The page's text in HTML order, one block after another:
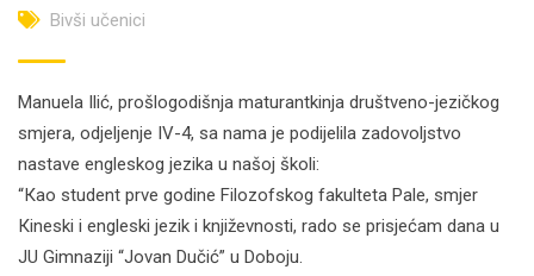
Bivši učenici
Manuela Ilić, prošlogodišnja maturantkinja društveno-jezičkog
smjera, odjeljenje IV-4, sa nama je podijelila zadovoljstvo
nastave engleskog jezika u našoj školi:
“Кao student prve godine Filozofskog fakulteta Pale, smjer
Кineski i engleski jezik i književnosti, rado se prisjećam dana u
JU Gimnaziji “Jovan Dučić” u Doboju.